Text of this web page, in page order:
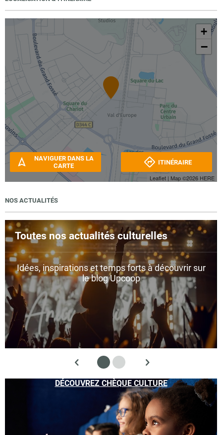
+
−
Leaflet | Map ©2026 HERE
NAVIGUER DANS LA
CARTE
ITINÉRAIRE
NOS ACTUALITÉS
Toutes nos actualités culturelles
Idées, inspirations et temps forts à découvrir sur
le blog Upcoop
DÉCOUVREZ CHÈQUE CULTURE